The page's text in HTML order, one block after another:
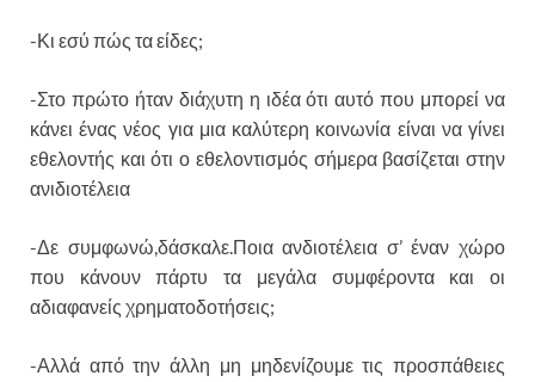
-Κι εσύ πώς τα είδες;
-Στο πρώτο ήταν διάχυτη η ιδέα ότι αυτό που μπορεί να
κάνει ένας νέος για μια καλύτερη κοινωνία είναι να γίνει
εθελοντής και ότι ο εθελοντισμός σήμερα βασίζεται στην
ανιδιοτέλεια
-Δε συμφωνώ,δάσκαλε.Ποια ανδιοτέλεια σ’ έναν χώρο
που κάνουν πάρτυ τα μεγάλα συμφέροντα και οι
αδιαφανείς χρηματοδοτήσεις;
-Αλλά από την άλλη μη μηδενίζουμε τις προσπάθειες